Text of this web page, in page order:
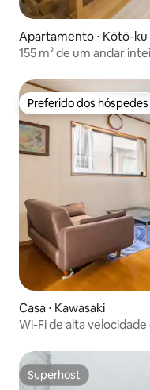
Apartamento ⋅ Kōtō-ku
155 m² de um andar
Daiba, Disney
Preferido dos hóspedes
Preferido dos hóspedes
Casa ⋅ Kawasaki
Wi-Fi de alta
Superhost
Superhost